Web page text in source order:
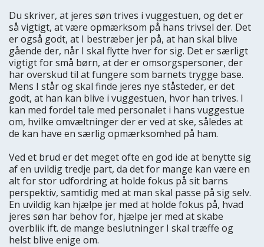
Du skriver, at jeres søn trives i vuggestuen, og det er
så vigtigt, at være opmærksom på hans trivsel der. Det
er også godt, at I bestræber jer på, at han skal blive
gående der, når I skal flytte hver for sig. Det er særligt
vigtigt for små børn, at der er omsorgspersoner, der
har overskud til at fungere som barnets trygge base.
Mens I står og skal finde jeres nye ståsteder, er det
godt, at han kan blive i vuggestuen, hvor han trives. I
kan med fordel tale med personalet i hans vuggestue
om, hvilke omvæltninger der er ved at ske, således at
de kan have en særlig opmærksomhed på ham.
Ved et brud er det meget ofte en god ide at benytte sig
af en uvildig tredje part, da det for mange kan være en
alt for stor udfordring at holde fokus på sit barns
perspektiv, samtidig med at man skal passe på sig selv.
En uvildig kan hjælpe jer med at holde fokus på, hvad
jeres søn har behov for, hjælpe jer med at skabe
overblik ift. de mange beslutninger I skal træffe og
helst blive enige om.